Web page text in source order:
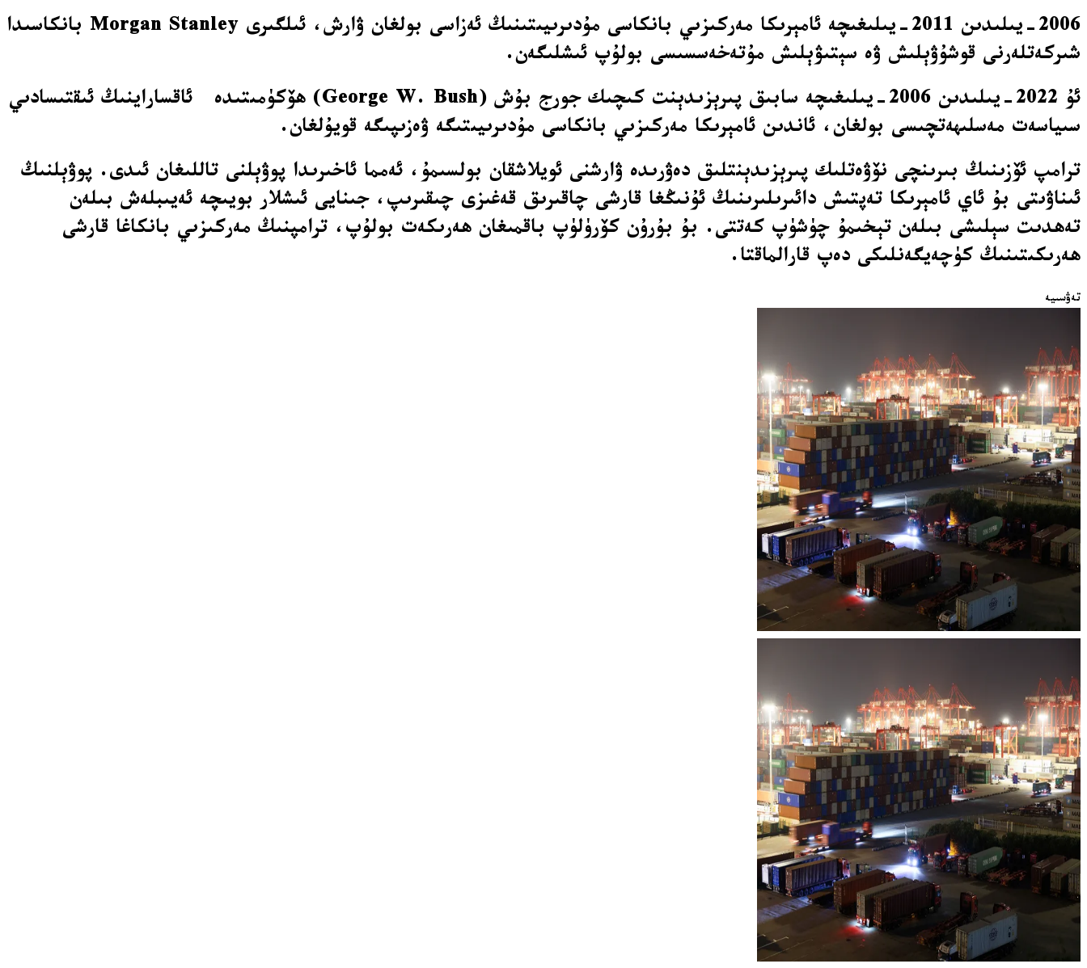
2006-يىلىدىن 2011-يىلىغىچە ئامېرىكا مەركىزىي بانكاسى مۇدىرىيىتىنىڭ ئەزاسى بولغان ۋارش، ئىلگىرى Morgan Stanley بانكاسىدا
شىركەتلەرنى قوشۇۋېلىش ۋە سېتىۋېلىش مۇتەخەسسىسى بولۇپ ئىشلىگەن.
ئۇ 2022-يىلىدىن 2006-يىلىغىچە سابىق پىرېزىدېنت كىچىك جورج بۇش (George W. Bush) ھۆكۈمىتىدە ئاقساراينىڭ ئىقتىسادىي
سىياسەت مەسلىھەتچىسى بولغان، ئاندىن ئامېرىكا مەركىزىي بانكاسى مۇدىرىيىتىگە ۋەزىپىگە قويۇلغان.
ترامپ ئۆزىنىڭ بىرىنچى نۆۋەتلىك پىرېزىدېنتلىق دەۋرىدە ۋارشنى ئويلاشقان بولسىمۇ، ئەمما ئاخىرىدا پوۋېلنى تاللىغان ئىدى. پوۋېلنىڭ
ئىناۋىتى بۇ ئاي ئامېرىكا تەپتىش دائىرىلىرىنىڭ ئۇنىڭغا قارشى چاقىرىق قەغىزى چىقىرىپ، جىنايى ئىشلار بويىچە ئەيىبلەش بىلەن
تەھدىت سېلىشى بىلەن تېخىمۇ چۈشۈپ كەتتى. بۇ بۇرۇن كۆرۈلۈپ باقمىغان ھەرىكەت بولۇپ، ترامپنىڭ مەركىزىي بانكاغا قارشى
ھەرىكىتىنىڭ كۈچەيگەنلىكى دەپ قارالماقتا.
تەۋسىيە